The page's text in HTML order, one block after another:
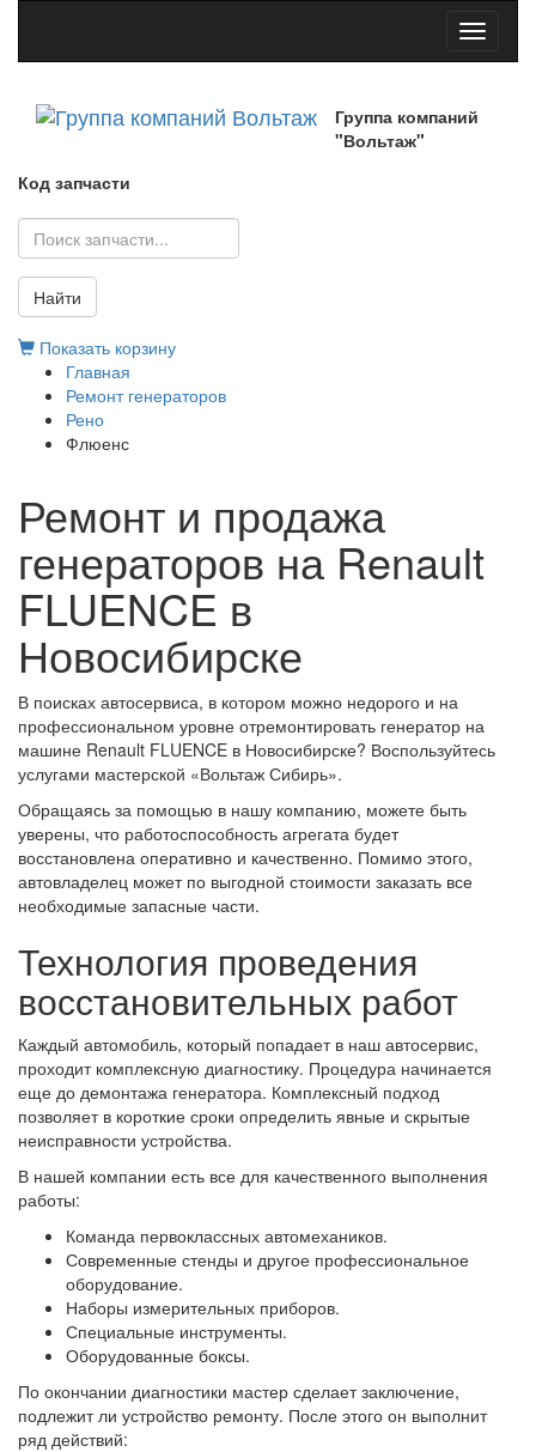
Toggle
Группа компаний
"Вольтаж"
Код запчасти
Найти
Показать корзину
Главная
Ремонт генераторов
Рено
Флюенс
Ремонт и продажа
генераторов на Renault
FLUENCE в
Новосибирске
В поисках автосервиса, в котором можно недорого и на
профессиональном уровне отремонтировать генератор на
машине Renault FLUENCE в Новосибирске? Воспользуйтесь
услугами мастерской «Вольтаж Сибирь».
Обращаясь за помощью в нашу компанию, можете быть
уверены, что работоспособность агрегата будет
восстановлена оперативно и качественно. Помимо этого,
автовладелец может по выгодной стоимости заказать все
необходимые запасные части.
Технология проведения
восстановительных работ
Каждый автомобиль, который попадает в наш автосервис,
проходит комплексную диагностику. Процедура начинается
еще до демонтажа генератора. Комплексный подход
позволяет в короткие сроки определить явные и скрытые
неисправности устройства.
В нашей компании есть все для качественного выполнения
работы:
Команда первоклассных автомехаников.
Современные стенды и другое профессиональное
оборудование.
Наборы измерительных приборов.
Специальные инструменты.
Оборудованные боксы.
По окончании диагностики мастер сделает заключение,
подлежит ли устройство ремонту. После этого он выполнит
ряд действий: